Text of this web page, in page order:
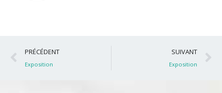
Précédent
PRÉCÉDENT
Exposition
SUIVANT
Exposition